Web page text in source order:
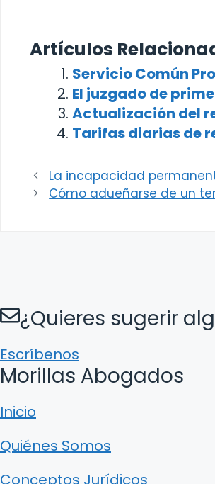
Artículos
Servicio Común
El juzgado de
Actualización del
Tarifas diarias de
La incapacidad
Cómo adueñarse de un
¿Quieres sugerir
Escríbenos
Morillas Abogados
Inicio
Quiénes Somos
Conceptos Jurídicos